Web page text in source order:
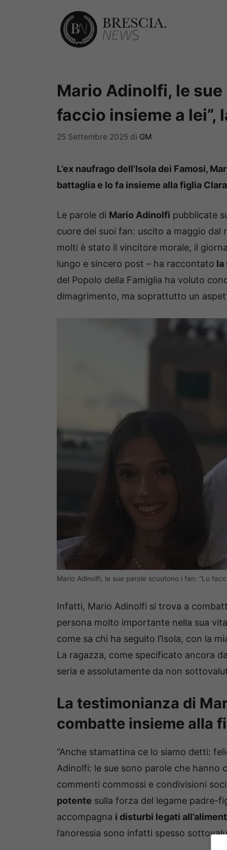
Mario Adinolfi, le
faccio insieme a lei”,
25 Settembre 2025 di GM
L’ex naufrago dell’Isola dei Famosi,
battaglia e lo fa insieme alla figlia
Le parole di Mario Adinolfi pubblicate
cuore dei suoi fan: uscito a maggio dal
molti è stato il vincitore morale, il
lungo e sincero post – ha raccontato la
del Popolo della Famiglia ha voluto
dimagrimento, ma soprattutto un
Mario Adinolfi, le sue parole scuotono i fan: “Lo
Infatti, Mario Adinolfi si trova a
persona molto importante nella sua
come sa chi ha seguito l’Isola, con la
La ragazza, come specificato ancora
seria e assolutamente da non
La testimonianza di
combatte insieme alla
“Anche stamattina ce lo siamo detti:
Adinolfi: le sue sono parole che
commenti commossi e condivisioni
potente sulla forza del legame padre-
accompagna i disturbi legati
l’anoressia sono infatti spesso